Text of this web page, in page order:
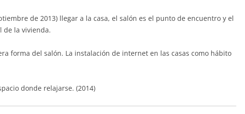
de 2013) llegar a la casa, el salón es el punto de encuentro y el
de la vivienda.
forma del salón. La instalación de internet en las casas como hábito
donde relajarse. (2014)